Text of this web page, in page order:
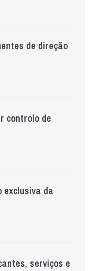
de direção
controlo de
exclusiva da
serviços e